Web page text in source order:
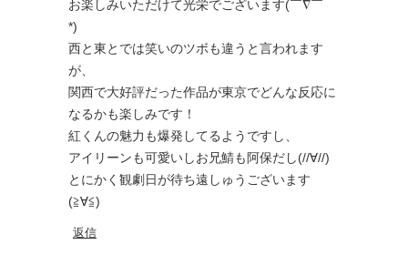
お楽しみいただけて光栄でございます(￣∇￣
*)ゞ
西と東とでは笑いのツボも違うと言われます
が、
関西で大好評だった作品が東京でどんな反応に
なるかも楽しみです！
紅くんの魅力も爆発してるようですし、
アイリーンも可愛いしお兄鯖も阿保だし(//∀//)
とにかく観劇日が待ち遠しゅうございます
(≧∀≦)
返信